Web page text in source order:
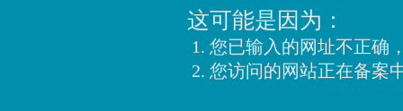
这可能是因为：
您已输入的网址不正确
您访问的网站正在备案